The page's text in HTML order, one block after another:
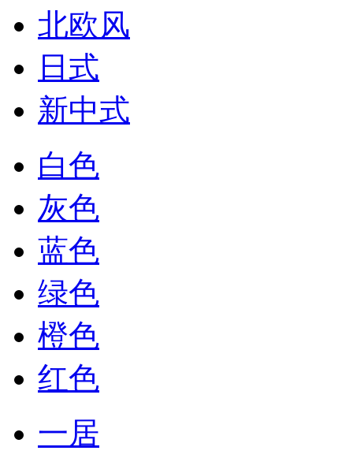
北欧风
日式
新中式
白色
灰色
蓝色
绿色
橙色
红色
一居